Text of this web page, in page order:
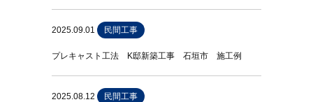
2025.09.01 民間工事
プレキャスト工法 K邸新築工事 石垣市 施工例
2025.08.12 民間工事